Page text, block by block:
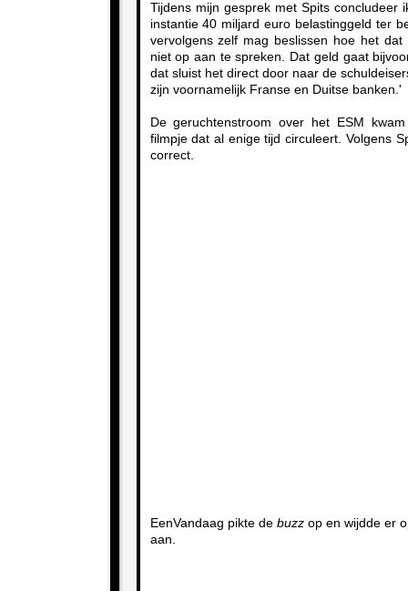
Tijdens mijn gesprek met Spits concludeer
instantie 40 miljard euro belastinggeld ter
vervolgens zelf mag beslissen hoe het
niet op aan te spreken. Dat geld gaat
dat sluist het direct door naar de
zijn voornamelijk Franse en Duitse banken.'
De geruchtenstroom over het ESM
filmpje dat al enige tijd circuleert. Volgens
correct.
EenVandaag pikte de buzzop en wijdde er
aan.